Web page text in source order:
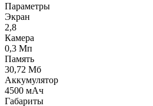
Параметры
Экран
2,8
Камера
0,3 Мп
Память
30,72 Мб
Аккумулятор
4500 мАч
Габариты